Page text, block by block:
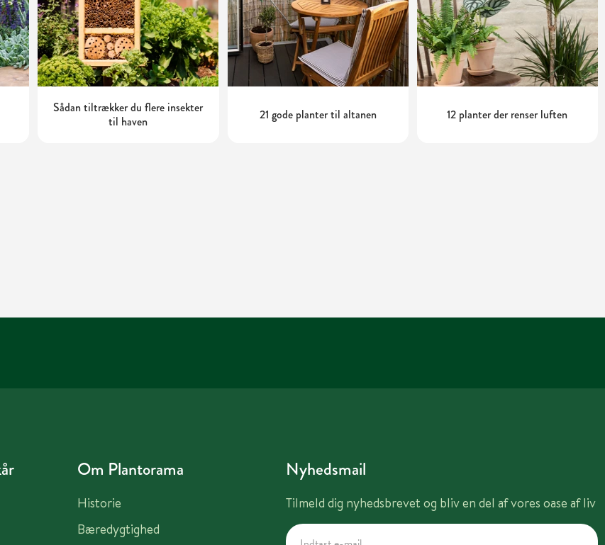
Sådan tiltrækker du flere insekter
til haven
21 gode planter til altanen 12 planter der renser luften
Om Plantorama
Historie
Bæredygtighed
Nyhedsmail
Tilmeld dig nyhedsbrevet og bliv en del af vores oase af liv